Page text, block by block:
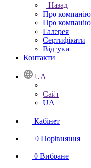
Назад
Про компанію
Про компанію
Галерея
Сертифікати
Відгуки
Контакти
UA
Сайт
UA
Кабінет
0 Порівняння
0 Вибране